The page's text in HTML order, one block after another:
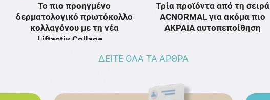
Το πιο προηγμένο
δερματολογικό πρωτόκολλο
κολλαγόνου με τη νέα
Liftactiv Collage …
Τρία προϊόντα από τη σειρά
ACNORMAL για ακόμα πιο
ΑΚΡΑΙΑ αυτοπεποίθηση
ΔΕΙΤΕ ΟΛΑ ΤΑ ΑΡΘΡΑ